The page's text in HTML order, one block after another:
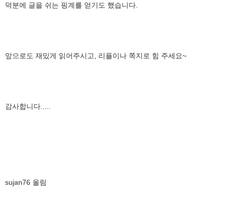
덕분에 글을 쉬는 핑계를 얻기도 했습니다.
앞으로도 재밌게 읽어주시고, 리플이나 쪽지로 힘 주세요~
감사합니다.....
sujan76 올림